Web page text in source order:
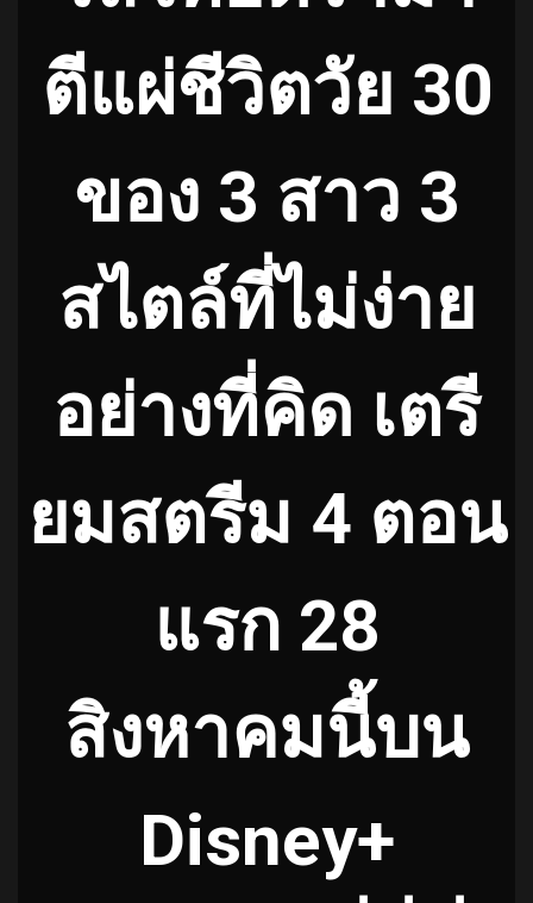
ตีแผ่ชีวิตวัย 30
ของ 3 สาว 3
สไตล์ที่ไม่ง่าย
อย่างที่คิด เตรี
ยมสตรีม 4 ตอน
แรก 28
สิงหาคมนี้บน
Disney+